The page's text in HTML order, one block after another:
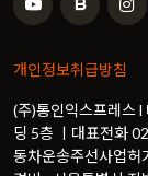
개인정보취급방침
(주)통인익스프레스 l
딩 5층 ㅣ대표전화
동차운송주선사업허